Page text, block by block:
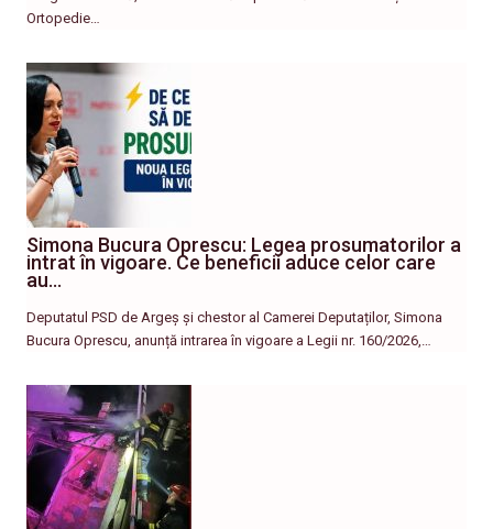
Ortopedie…
Simona Bucura Oprescu: Legea prosumatorilor a
intrat în vigoare. Ce beneficii aduce celor care
au…
Deputatul PSD de Argeș și chestor al Camerei Deputaților, Simona
Bucura Oprescu, anunță intrarea în vigoare a Legii nr. 160/2026,…